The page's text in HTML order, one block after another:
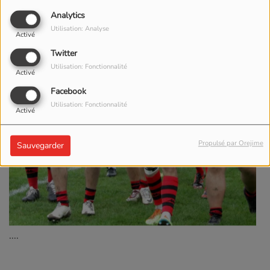
Analytics
Activé
Utilisation: Analyse
Twitter
Activé
Utilisation: Fonctionnalité
Facebook
Activé
Utilisation: Fonctionnalité
Sauvegarder Propulsé par Orejime
....